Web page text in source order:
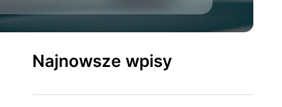
Najnowsze wpisy